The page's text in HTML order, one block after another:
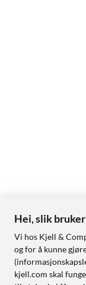
Hei, slik
Vi hos Kjell &
og for å kunne
kjell.com skal